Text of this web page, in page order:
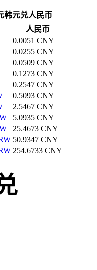
韩元兑人民币
人民币
0.0051 CNY
0.0255 CNY
0.0509 CNY
0.1273 CNY
0.2547 CNY
0.5093 CNY
2.5467 CNY
5.0935 CNY
25.4673 CNY
50.9347 CNY
254.6733 CNY